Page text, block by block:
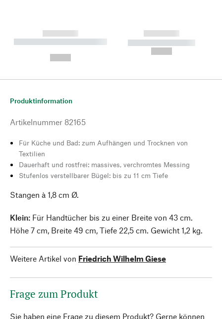
------------
----------- ----------- --------
------------
----------- -----------
Produktinformation
Artikelnummer 82165
Für Küche und Bad: zum Aufhängen und Trocknen von
Textilien
Dauerhaft und rostfrei: massives, verchromtes Messing
Stufenlos verstellbarer Bügel: bis zu 11 cm Tiefe
Stangen à 1,8 cm Ø.
Klein: Für Handtücher bis zu einer Breite von 43 cm.
Höhe 7 cm, Breite 49 cm, Tiefe 22,5 cm. Gewicht 1,2 kg.
Weitere Artikel von Friedrich Wilhelm Giese
Frage zum Produkt
Sie haben eine Frage zu diesem Produkt? Gerne können